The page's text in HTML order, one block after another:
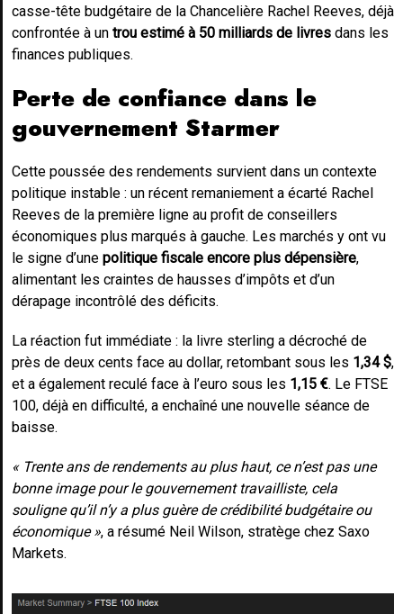
casse-tête budgétaire de la Chancelière Rachel Reeves, déjà
confrontée à un trou estimé à 50 milliards de livres dans les
finances publiques.
Perte de confiance dans le
gouvernement Starmer
Cette poussée des rendements survient dans un contexte
politique instable : un récent remaniement a écarté Rachel
Reeves de la première ligne au profit de conseillers
économiques plus marqués à gauche. Les marchés y ont vu
le signe d’une politique fiscale encore plus dépensière,
alimentant les craintes de hausses d’impôts et d’un
dérapage incontrôlé des déficits.
La réaction fut immédiate : la livre sterling a décroché de
près de deux cents face au dollar, retombant sous les 1,34 $,
et a également reculé face à l’euro sous les 1,15 €. Le FTSE
100, déjà en difficulté, a enchaîné une nouvelle séance de
baisse.
« Trente ans de rendements au plus haut, ce n’est pas une
bonne image pour le gouvernement travailliste, cela
souligne qu’il n’y a plus guère de crédibilité budgétaire ou
économique », a résumé Neil Wilson, stratège chez Saxo
Markets.